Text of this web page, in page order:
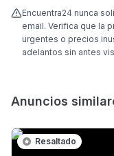
Encuentra24 nunca
email. Verifica que la
urgentes o precios
adelantos sin antes
Anuncios
Resaltado